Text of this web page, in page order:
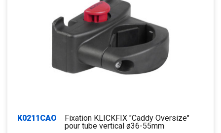
K0211CAO
Fixation KLICKFIX "Caddy Oversize"
pour tube vertical ø36-55mm